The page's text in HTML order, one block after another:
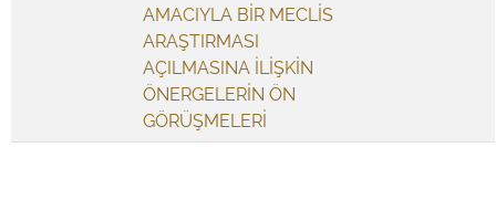
AMACIYLA BİR MECLİS
ARAŞTIRMASI
AÇILMASINA İLİŞKİN
ÖNERGELERİN ÖN
GÖRÜŞMELERİ